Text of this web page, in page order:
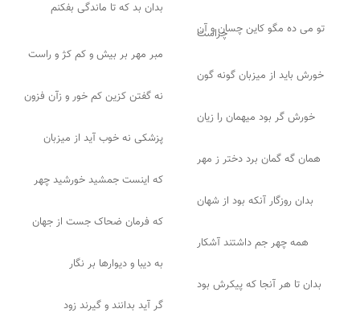
بدان بد که تا ماندگی بفکنم
تو می ده مگو کاین چسان و آن
چراست
مبر مهر بر بیش و کم کژ و راست
خورش باید از میزبان گونه گون
نه گفتن کزین کم خور و زآن فزون
خورش گر بود میهمان را زیان
پزشکی نه خوب آید از میزبان
همان گه گمان برد دختر ز مهر
که اینست جمشید خورشید چهر
بدان روزگار آنکه بود از شهان
که فرمان ضحاک جست از جهان
همه چهر جم داشتند آشکار
به دیبا و دیوارها بر نگار
بدان تا هر آنجا که پیکرش بود
گر آید بدانند و گیرند زود